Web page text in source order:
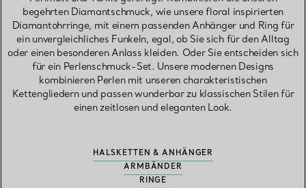
begehrten Diamantschmuck, wie unsere floral inspirierten
Diamantohrringe, mit einem passenden Anhänger und Ring für
ein unvergleichliches Funkeln, egal, ob Sie sich für den Alltag
oder einen besonderen Anlass kleiden. Oder Sie entscheiden sich
für ein Perlenschmuck-Set. Unsere modernen Designs
kombinieren Perlen mit unseren charakteristischen
Kettengliedern und passen wunderbar zu klassischen Stilen für
einen zeitlosen und eleganten Look.
HALSKETTEN & ANHÄNGER
ARMBÄNDER
RINGE